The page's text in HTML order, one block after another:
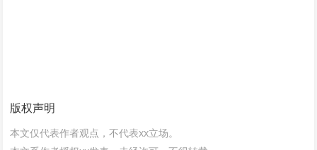
版权声明
本文仅代表作者观点，不代表xx立场。